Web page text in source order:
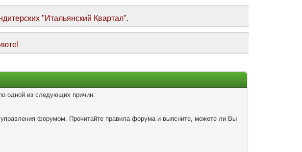
"Итальянский Квартал".
одной из следующих причин:
форумом. Прочитайте правила форума и выясните, можете ли Вы